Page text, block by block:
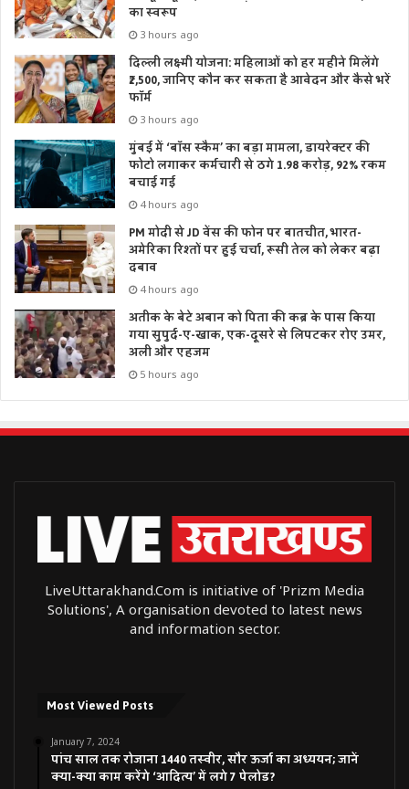
का स्वरूप
3 hours ago
दिल्ली लक्ष्मी योजना: महिलाओं को हर महीने मिलेंगे
₹2,500, जानिए कौन कर सकता है आवेदन और कैसे भरें
फॉर्म
3 hours ago
मुंबई में ‘बॉस स्कैम’ का बड़ा मामला, डायरेक्टर की
फोटो लगाकर कर्मचारी से ठगे 1.98 करोड़, 92% रकम
बचाई गई
4 hours ago
PM मोदी से JD वेंस की फोन पर बातचीत, भारत-
अमेरिका रिश्तों पर हुई चर्चा, रूसी तेल को लेकर बढ़ा
दबाव
4 hours ago
अतीक के बेटे अबान को पिता की कब्र के पास किया
गया सुपुर्द-ए-खाक, एक-दूसरे से लिपटकर रोए उमर,
अली और एहजम
5 hours ago
LiveUttarakhand.Com is initiative of 'Prizm Media
Solutions', A organisation devoted to latest news
and information sector.
Most Viewed Posts
January 7, 2024
पांच साल तक रोजाना 1440 तस्वीर, सौर ऊर्जा का अध्ययन; जानें
क्या-क्या काम करेंगे ‘आदित्य’ में लगे 7 पेलोड?